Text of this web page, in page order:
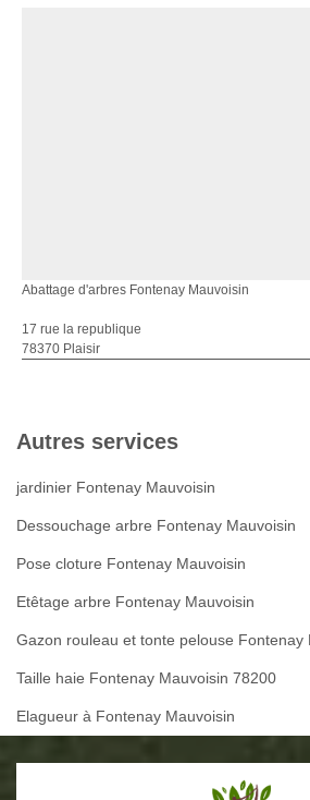
Abattage d'arbres Fontenay Mauvoisin
17 rue la republique
78370 Plaisir
Autres services
jardinier Fontenay Mauvoisin
Dessouchage arbre Fontenay Mauvoisin
Pose cloture Fontenay Mauvoisin
Etêtage arbre Fontenay Mauvoisin
Gazon rouleau et tonte pelouse Fontenay
Taille haie Fontenay Mauvoisin 78200
Elagueur à Fontenay Mauvoisin